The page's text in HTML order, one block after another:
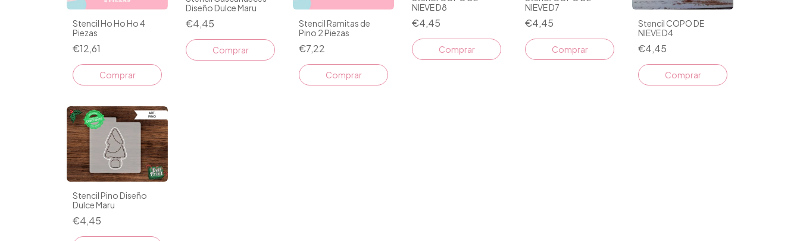
Stencil Ho Ho Ho 4
Piezas
€12,61
Comprar
Diseño Dulce Maru
€4,45
Comprar
Stencil Ramitas de
Pino 2 Piezas
€7,22
NIEVE D8
€4,45
Comprar
NIEVE D7
€4,45
Comprar
Stencil COPO DE
NIEVE D4
€4,45
Stencil Pino Diseño
Dulce Maru
€4,45